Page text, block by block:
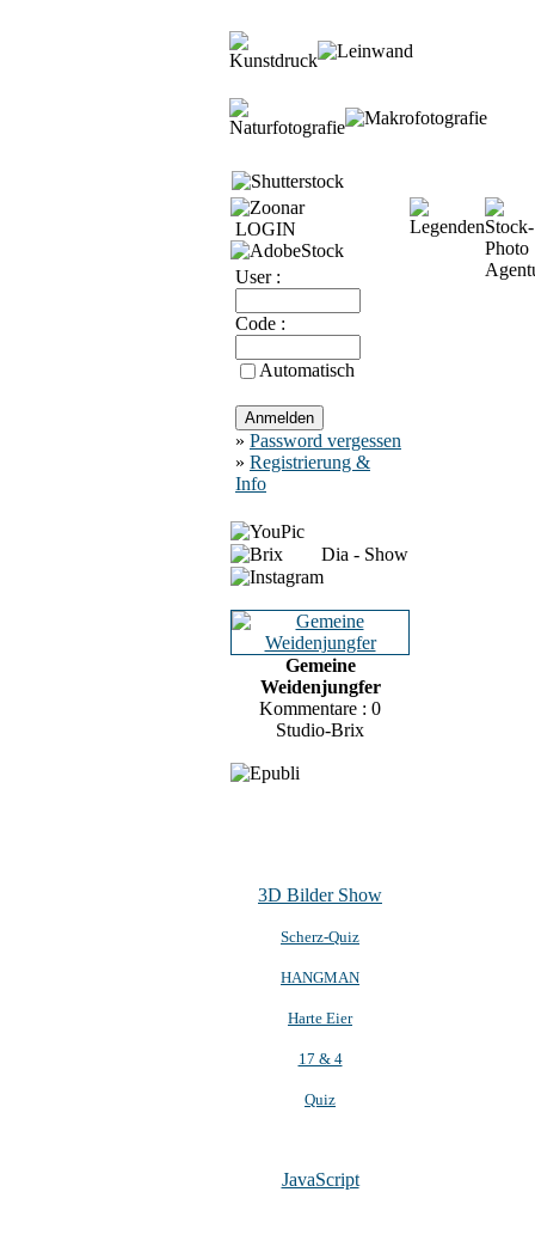
LOGIN
User :
Code :
Automatisch
» Password vergessen
» Registrierung &
Info
Dia - Show
Gemeine
Weidenjungfer
Kommentare : 0
Studio-Brix
3D Bilder Show
Scherz-Quiz
HANGMAN
Harte Eier
17 & 4
Quiz
JavaScript